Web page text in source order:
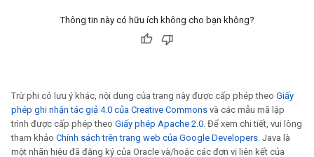
Thông tin này có hữu ích không cho bạn không?
Trừ phi có lưu ý khác, nội dung của trang này được cấp phép theo Giấy
phép ghi nhận tác giả 4.0 của Creative Commons và các mẫu mã lập
trình được cấp phép theo Giấy phép Apache 2.0. Để xem chi tiết, vui lòng
tham khảo Chính sách trên trang web của Google Developers. Java là
một nhãn hiệu đã đăng ký của Oracle và/hoặc các đơn vị liên kết của